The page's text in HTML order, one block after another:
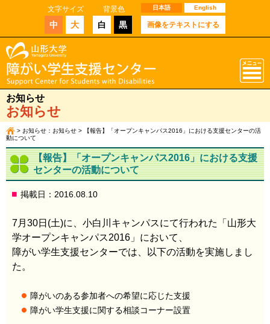
文字サイズ
中 大
背景色
白 黒
日本語 English
画像をテキストにする
お知らせ
お知らせ
> お知らせ：お知らせ > 【報告】「オープンキャンパス2016」における支援センターの活
動について
【報告】「オープンキャンパス2016」における支援
センターの活動について
掲載日：2016.08.10
7月30日(土)に、小白川キャンパスにて行われた「山形大
学オープンキャンパス2016」において、
障がい学生支援センターでは、以下の活動を実施しまし
た。
障がいのある参加者への希望に応じた支援
障がい学生支援に関する相談コーナー設置